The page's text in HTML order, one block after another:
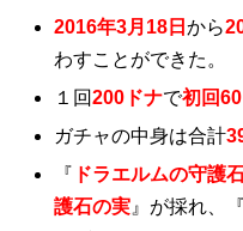
2016年3月18日 から
わすことができた。
１回200ドナで初回
ガチャの中身は合計
『 ドラエルムの守護
護石の実 』が採れ、『